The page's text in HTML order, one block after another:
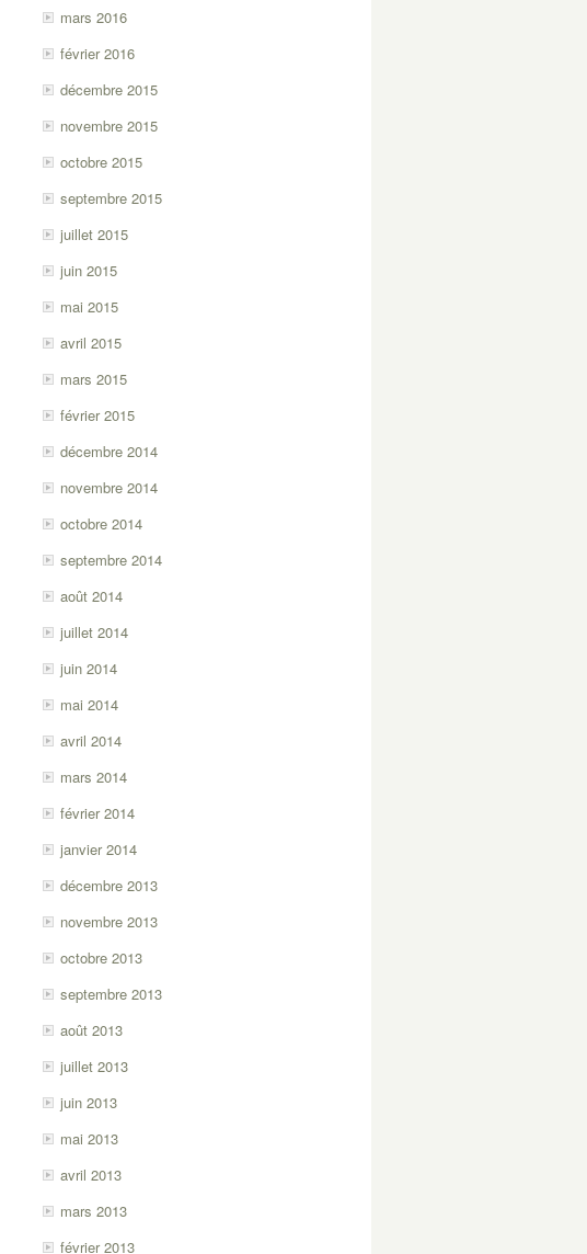
mars 2016
février 2016
décembre 2015
novembre 2015
octobre 2015
septembre 2015
juillet 2015
juin 2015
mai 2015
avril 2015
mars 2015
février 2015
décembre 2014
novembre 2014
octobre 2014
septembre 2014
août 2014
juillet 2014
juin 2014
mai 2014
avril 2014
mars 2014
février 2014
janvier 2014
décembre 2013
novembre 2013
octobre 2013
septembre 2013
août 2013
juillet 2013
juin 2013
mai 2013
avril 2013
mars 2013
février 2013